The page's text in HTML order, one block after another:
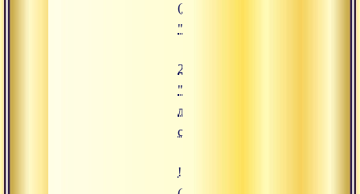
(https://www.advayta.org/upload/
"22.11.2024 "Готовы ли вы к
22.11.2024
"Готовы
ли вы к
санньясе?"
![21.11.2024 "Застрахован ли